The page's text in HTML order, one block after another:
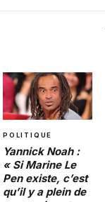
POLITIQUE
Yannick Noah :
« Si Marine Le
Pen existe, c’est
qu’il y a plein de